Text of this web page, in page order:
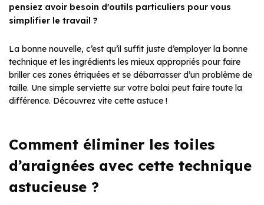
pensiez avoir besoin d'outils particuliers pour vous
simplifier le travail ?
La bonne nouvelle, c’est qu’il suffit juste d’employer la bonne
technique et les ingrédients les mieux appropriés pour faire
briller ces zones étriquées et se débarrasser d’un problème de
taille. Une simple serviette sur votre balai peut faire toute la
différence. Découvrez vite cette astuce !
Comment éliminer les toiles
d’araignées avec cette technique
astucieuse ?